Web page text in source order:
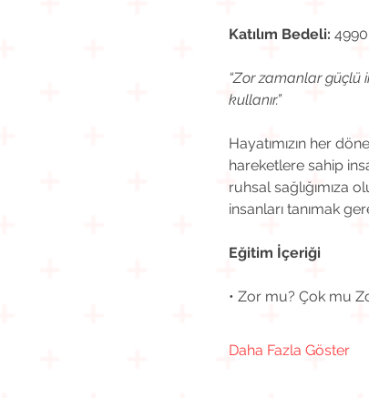
Katılım Bedeli:
“Zor zamanlar güçlü
kullanır.”
Hayatımızın her
hareketlere sahip
ruhsal sağlığımıza
insanları tanımak
Eğitim İçeriği
• Zor mu? Çok mu
Daha Fazla Göster